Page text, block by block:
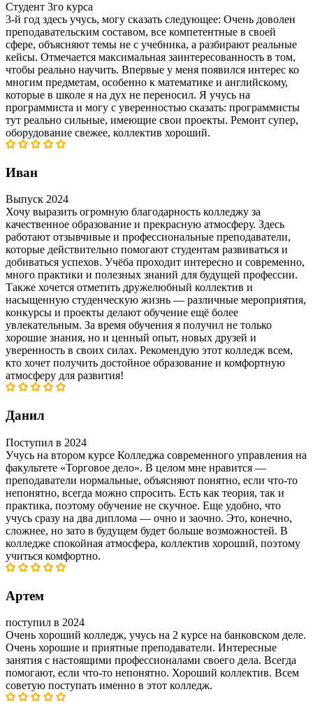
Студент 3го курса
3-й год здесь учусь, могу сказать следующее: Очень доволен
преподавательским составом, все компетентные в своей
сфере, объясняют темы не с учебника, а разбирают реальные
кейсы. Отмечается максимальная заинтересованность в том,
чтобы реально научить. Впервые у меня появился интерес ко
многим предметам, особенно к математике и английскому,
которые в школе я на дух не переносил. Я учусь на
программиста и могу с уверенностью сказать: программисты
тут реально сильные, имеющие свои проекты. Ремонт супер,
оборудование свежее, коллектив хороший.
Иван
Выпуск 2024
Хочу выразить огромную благодарность колледжу за
качественное образование и прекрасную атмосферу. Здесь
работают отзывчивые и профессиональные преподаватели,
которые действительно помогают студентам развиваться и
добиваться успехов. Учёба проходит интересно и современно,
много практики и полезных знаний для будущей профессии.
Также хочется отметить дружелюбный коллектив и
насыщенную студенческую жизнь — различные мероприятия,
конкурсы и проекты делают обучение ещё более
увлекательным. За время обучения я получил не только
хорошие знания, но и ценный опыт, новых друзей и
уверенность в своих силах. Рекомендую этот колледж всем,
кто хочет получить достойное образование и комфортную
атмосферу для развития!
Данил
Поступил в 2024
Учусь на втором курсе Колледжа современного управления на
факультете «Торговое дело». В целом мне нравится —
преподаватели нормальные, объясняют понятно, если что-то
непонятно, всегда можно спросить. Есть как теория, так и
практика, поэтому обучение не скучное. Еще удобно, что
учусь сразу на два диплома — очно и заочно. Это, конечно,
сложнее, но зато в будущем будет больше возможностей. В
колледже спокойная атмосфера, коллектив хороший, поэтому
учиться комфортно.
Артем
поступил в 2024
Очень хороший колледж, учусь на 2 курсе на банковском деле.
Очень хорошие и приятные преподаватели. Интересные
занятия с настоящими профессионалами своего дела. Всегда
помогают, если что-то непонятно. Хороший коллектив. Всем
советую поступать именно в этот колледж.